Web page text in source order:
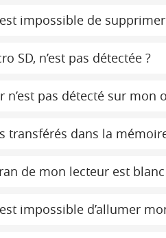
impossible de
SD, n’est pas détectée ?
pas détecté sur mon
transférés dans la
de mon lecteur est blanc
impossible d’allumer